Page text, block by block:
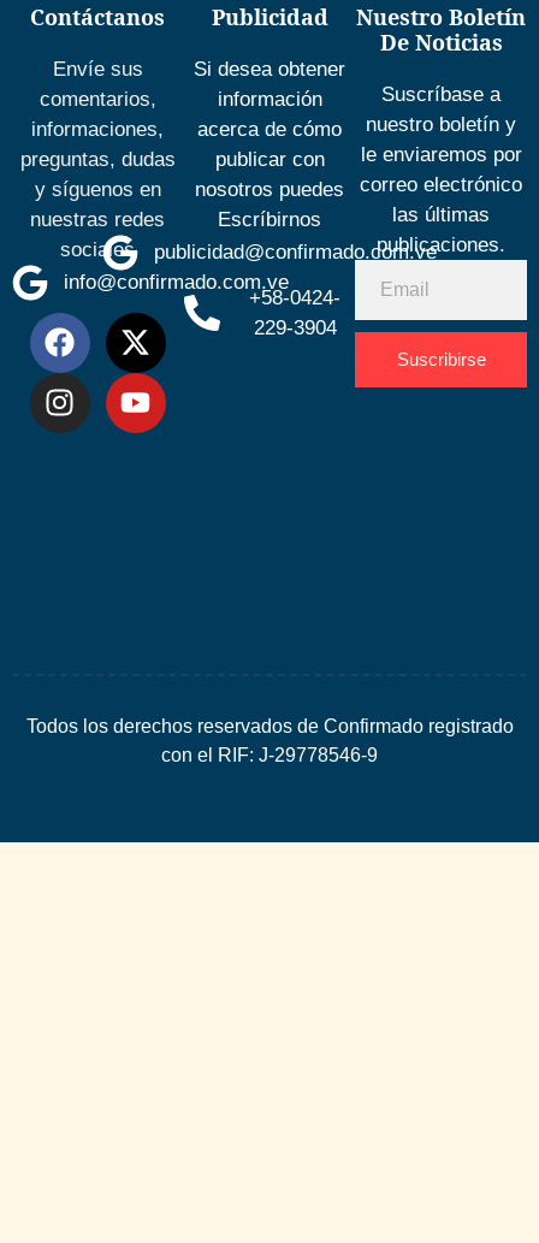
Contáctanos
Envíe sus
comentarios,
informaciones,
preguntas, dudas
y síguenos en
nuestras redes
sociales
info@confirmado.com.ve
Publicidad
Si desea obtener
información
acerca de cómo
publicar con
nosotros puedes
Escríbirnos
publicidad@confirmado.com.ve
+58-0424-
229-3904
Nuestro Boletín
De Noticias
Suscríbase a
nuestro boletín y
le enviaremos por
correo electrónico
las últimas
publicaciones.
Suscribirse
Todos los derechos reservados de Confirmado registrado
con el RIF: J-29778546-9